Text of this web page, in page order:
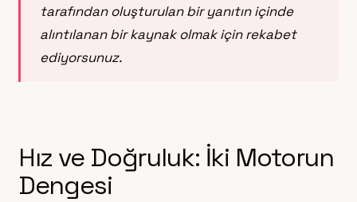
tarafından oluşturulan bir yanıtın içinde
alıntılanan bir kaynak olmak için rekabet
ediyorsunuz.
Hız ve Doğruluk: İki Motorun
Dengesi